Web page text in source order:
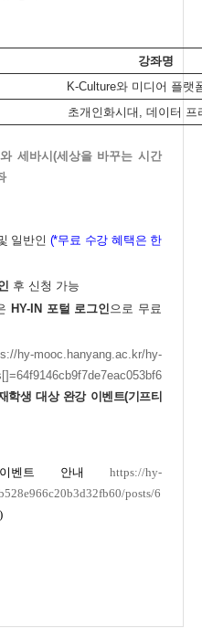
강좌명
K-Culture와 미디어 플랫
초개인화시대, 데이터 프
세바시(세상을 바꾸는 시간
일반인 (*무료 수강 혜택은 한
후 신청 가능
HY-IN 포털 로그인으로 무료
hy-mooc.hanyang.ac.kr/hy-
학생 대상 완강 이벤트(기프티
트 안내 https://hy-
posts/6
)